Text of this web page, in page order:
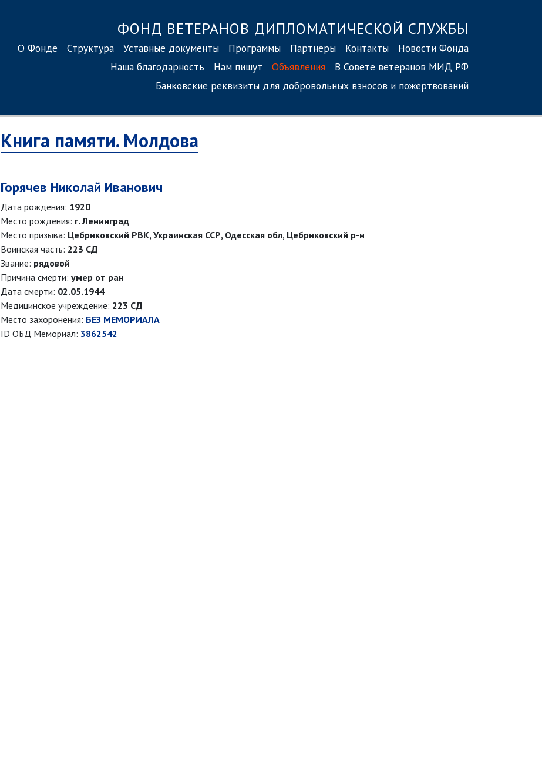
ФОНД ВЕТЕРАНОВ ДИПЛОМАТИЧЕСКОЙ СЛУЖБЫ
О Фонде Структура Уставные документы Программы Партнеры Контакты
Новости Фонда
Наша благодарность
Нам пишут Объявления
В Совете ветеранов МИД РФ
Банковские реквизиты для добровольных взносов и пожертвований
Книга памяти. Молдова
Горячев Николай Иванович
Дата рождения: 1920
Место рождения: г. Ленинград
Место призыва: Цебриковский РВК, Украинская ССР, Одесская обл, Цебриковский р-н
Воинская часть: 223 СД
Звание: рядовой
Причина смерти: умер от ран
Дата смерти: 02.05.1944
Медицинское учреждение: 223 СД
Место захоронения: БЕЗ МЕМОРИАЛА
ID ОБД Мемориал: 3862542